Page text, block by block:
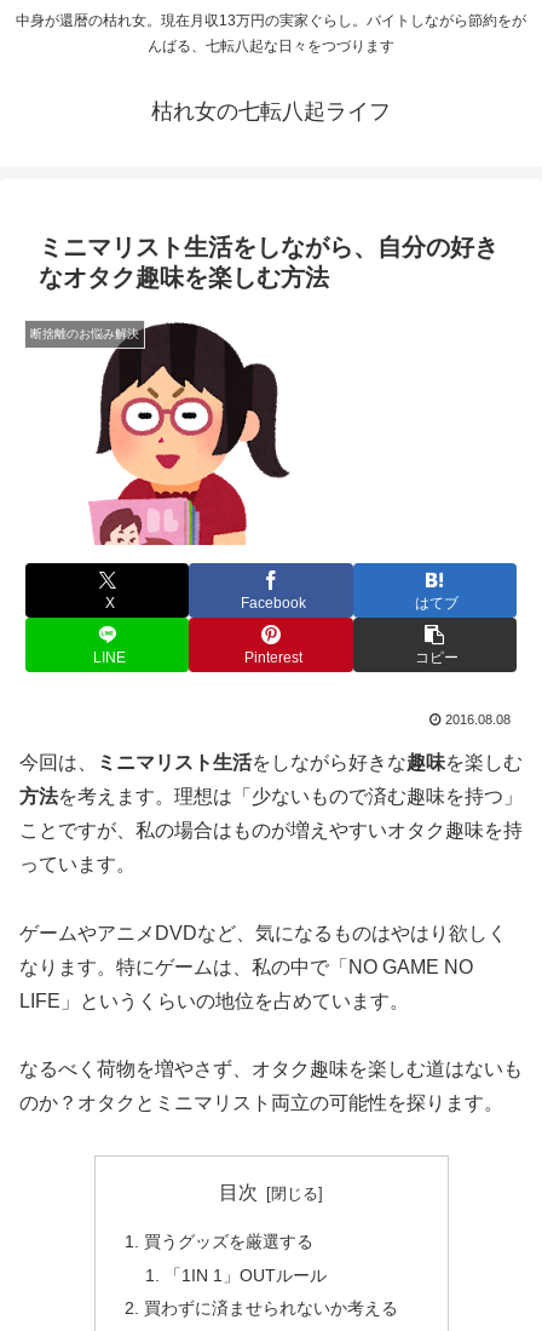
中身が還暦の枯れ女。現在月収13万円の実家ぐらし。バイトしながら節約をが
んばる、七転八起な日々をつづります
枯れ女の七転八起ライフ
ミニマリスト生活をしながら、自分の好き
なオタク趣味を楽しむ方法
断捨離のお悩み解決
X Facebook はてブ
LINE Pinterest コピー
2016.08.08
今回は、 ミニマリスト生活をしながら好きな趣味を楽しむ
方法を考えます。理想は「少ないもので済む趣味を持つ」
ことですが、私の場合はものが増えやすいオタク趣味を持
っています。
ゲームやアニメDVDなど、気になるものはやはり欲しく
なります。特にゲームは、私の中で「NO GAME NO
LIFE」というくらいの地位を占めています。
なるべく荷物を増やさず、オタク趣味を楽しむ道はないも
のか？オタクとミニマリスト両立の可能性を探ります。
目次
買うグッズを厳選する
「1IN 1」OUTルール
買わずに済ませられないか考える